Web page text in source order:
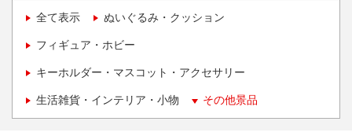
全て表示 ぬいぐるみ・クッション
フィギュア・ホビー
キーホルダー・マスコット・アクセサリー
生活雑貨・インテリア・小物 その他景品